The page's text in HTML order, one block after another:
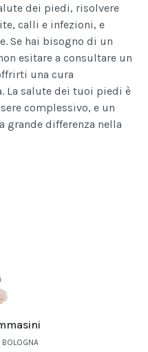
dei piedi, risolvere
calli e infezioni, e
Se hai bisogno di un
esitare a consultare un
una cura
La salute dei tuoi piedi è
complessivo, e un
grande differenza nella
SPORTIVA A BOLOGNA